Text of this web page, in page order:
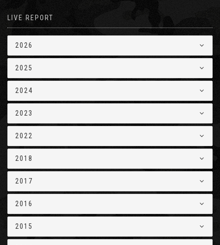
LIVE REPORT
2026
2025
2024
2023
2022
2018
2017
2016
2015